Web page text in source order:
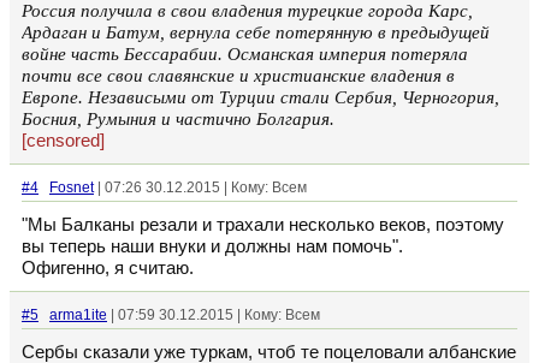
Россия получила в свои владения турецкие города Карс,
Ардаган и Батум, вернула себе потерянную в предыдущей
войне часть Бессарабии. Османская империя потеряла
почти все свои славянские и христианские владения в
Европе. Независыми от Турции стали Сербия, Черногория,
Босния, Румыния и частично Болгария.
[censored]
#4 Fosnet| 07:26 30.12.2015 | Кому: Всем
"Мы Балканы резали и трахали несколько веков, поэтому
вы теперь наши внуки и должны нам помочь".
Офигенно, я считаю.
#5 arma1ite | 07:59 30.12.2015 | Кому: Всем
Сербы сказали уже туркам, чтоб те поцеловали албанские